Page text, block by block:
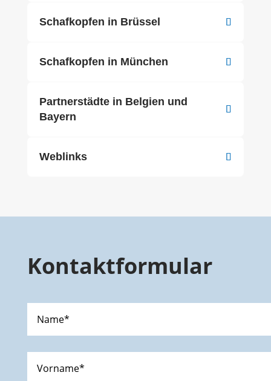
Schafkopfen in Brüssel
Schafkopfen in München
Partnerstädte in Belgien und
Bayern
Weblinks
Kontaktformular